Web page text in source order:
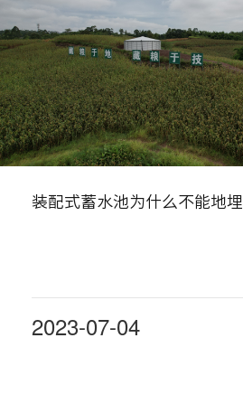
装配式蓄水池为什么不能地埋
2023-07-04